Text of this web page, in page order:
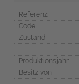
Referenz
Code
Zustand
Produktionsjahr
Besitz von